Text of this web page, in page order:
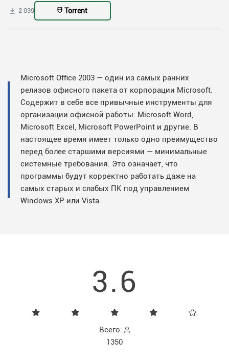
2 039 Torrent
Microsoft Office 2003 — один из самых ранних
релизов офисного пакета от корпорации Microsoft.
Содержит в себе все привычные инструменты для
организации офисной работы: Microsoft Word,
Microsoft Excel, Microsoft PowerPoint и другие. В
настоящее время имеет только одно преимущество
перед более старшими версиями — минимальные
системные требования. Это означает, что
программы будут корректно работать даже на
самых старых и слабых ПК под управлением
Windows XP или Vista.
3.6
Всего:
1350